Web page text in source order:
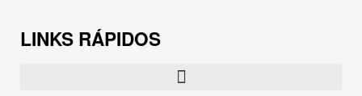
LINKS RÁPIDOS